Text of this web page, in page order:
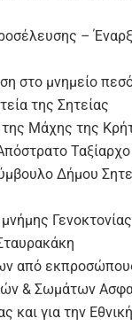
–
στο μνημείο
της Σητείας
της Μάχης της
Δήμου
μνήμης
από
& Σωμάτων
και για την